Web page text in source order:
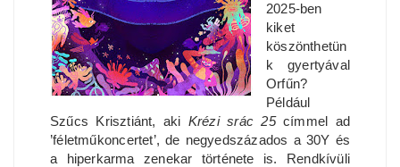
2025-ben
kiket
köszönthetün
k gyertyával
Orfűn?
Például
Szűcs Krisztiánt, aki Krézi srác 25címmel ad
’féletműkoncertet’, de negyedszázados a 30Y és
a hiperkarma zenekar története is. Rendkívüli